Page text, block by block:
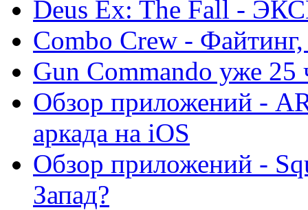
Deus Ex: The Fall -
Combo Crew - Файтинг,
Gun Commando уже 25
Обзор приложений -
аркада на iOS
Обзор приложений -
Запад?